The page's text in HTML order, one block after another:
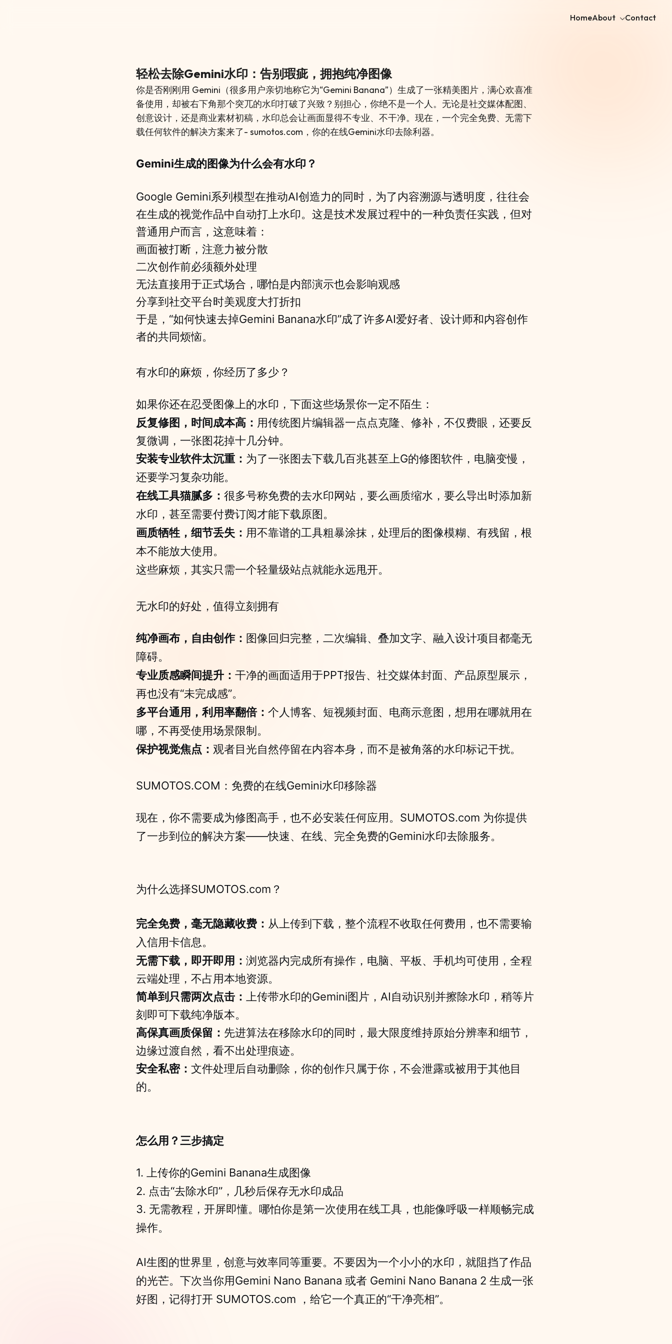
HomeAbout Contact
轻松去除Gemini水印：告别瑕疵，拥抱纯净图像
你是否刚刚用 Gemini（很多用户亲切地称它为“Gemini Banana”）生成了一张精美图片，满心欢喜准
备使用，却被右下角那个突兀的水印打破了兴致？别担心，你绝不是一个人。无论是社交媒体配图、
创意设计，还是商业素材初稿，水印总会让画面显得不专业、不干净。现在，一个完全免费、无需下
载任何软件的解决方案来了- sumotos.com，你的在线Gemini水印去除利器。
Gemini生成的图像为什么会有水印？
Google Gemini系列模型在推动AI创造力的同时，为了内容溯源与透明度，往往会
在生成的视觉作品中自动打上水印。这是技术发展过程中的一种负责任实践，但对
普通用户而言，这意味着：
画面被打断，注意力被分散
二次创作前必须额外处理
无法直接用于正式场合，哪怕是内部演示也会影响观感
分享到社交平台时美观度大打折扣
于是，“如何快速去掉Gemini Banana水印”成了许多AI爱好者、设计师和内容创作
者的共同烦恼。
有水印的麻烦，你经历了多少？
如果你还在忍受图像上的水印，下面这些场景你一定不陌生：
反复修图，时间成本高： 用传统图片编辑器一点点克隆、修补，不仅费眼，还要反
复微调，一张图花掉十几分钟。
安装专业软件太沉重： 为了一张图去下载几百兆甚至上G的修图软件，电脑变慢，
还要学习复杂功能。
在线工具猫腻多： 很多号称免费的去水印网站，要么画质缩水，要么导出时添加新
水印，甚至需要付费订阅才能下载原图。
画质牺牲，细节丢失： 用不靠谱的工具粗暴涂抹，处理后的图像模糊、有残留，根
本不能放大使用。
这些麻烦，其实只需一个轻量级站点就能永远甩开。
无水印的好处，值得立刻拥有
纯净画布，自由创作： 图像回归完整，二次编辑、叠加文字、融入设计项目都毫无
障碍。
专业质感瞬间提升： 干净的画面适用于PPT报告、社交媒体封面、产品原型展示，
再也没有“未完成感”。
多平台通用，利用率翻倍： 个人博客、短视频封面、电商示意图，想用在哪就用在
哪，不再受使用场景限制。
保护视觉焦点： 观者目光自然停留在内容本身，而不是被角落的水印标记干扰。
SUMOTOS.COM：免费的在线Gemini水印移除器
现在，你不需要成为修图高手，也不必安装任何应用。SUMOTOS.com 为你提供
了一步到位的解决方案——快速、在线、完全免费的Gemini水印去除服务。
为什么选择SUMOTOS.com？
完全免费，毫无隐藏收费： 从上传到下载，整个流程不收取任何费用，也不需要输
入信用卡信息。
无需下载，即开即用： 浏览器内完成所有操作，电脑、平板、手机均可使用，全程
云端处理，不占用本地资源。
简单到只需两次点击：
上传带水印的Gemini图片，AI自动识别并擦除水印，稍等片
刻即可下载纯净版本。
高保真画质保留： 先进算法在移除水印的同时，最大限度维持原始分辨率和细节，
边缘过渡自然，看不出处理痕迹。
安全私密： 文件处理后自动删除，你的创作只属于你，不会泄露或被用于其他目
的。
怎么用？三步搞定
1. 上传你的Gemini Banana生成图像
2. 点击“去除水印”，几秒后保存无水印成品
3. 无需教程，开屏即懂。哪怕你是第一次使用在线工具，也能像呼吸一样顺畅完成
操作。
AI生图的世界里，创意与效率同等重要。不要因为一个小小的水印，就阻挡了作品
的光芒。下次当你用Gemini Nano Banana 或者 Gemini Nano Banana 2 生成一张
好图，记得打开 SUMOTOS.com ，给它一个真正的“干净亮相”。